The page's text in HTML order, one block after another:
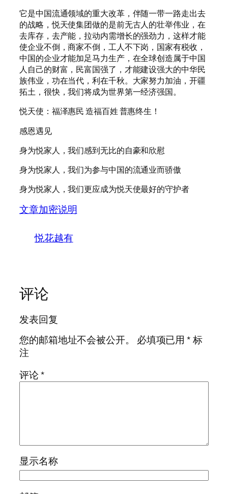
它是中国流通领域的重大改革，伴随一带一路走出去
的战略，悦天使集团做的是前无古人的壮举伟业，在
去库存，去产能，拉动内需增长的强劲力，这样才能
使企业不倒，商家不倒，工人不下岗，国家有税收，
中国的企业才能加足马力生产，在全球创造属于中国
人自己的财富，民富国强了，才能建设强大的中华民
族伟业，功在当代，利在千秋。大家努力加油，开疆
拓土，很快，我们将成为世界第一经济强国。
悦天使：福泽惠民 造福百姓 普惠终生！
感恩遇见
身为悦家人，我们感到无比的自豪和欣慰
身为悦家人，我们为参与中国的流通业而骄傲
身为悦家人，我们更应成为悦天使最好的守护者
文章加密说明
悦花越有
评论
发表回复
您的邮箱地址不会被公开。
必填项已用*标
注
评论*
显示名称